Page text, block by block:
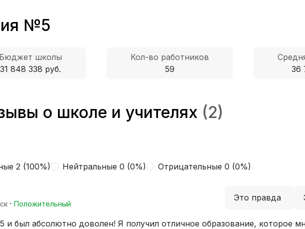
№5
Бюджет школы
31 848 338 руб.
Кол-во работников
59
36
о школе и учителях (2)
2 (100%) Нейтральные 0 (0%) Отрицательные 0 (0%)
· Положительный
Это правда
и был абсолютно доволен! Я получил отличное образование, которое